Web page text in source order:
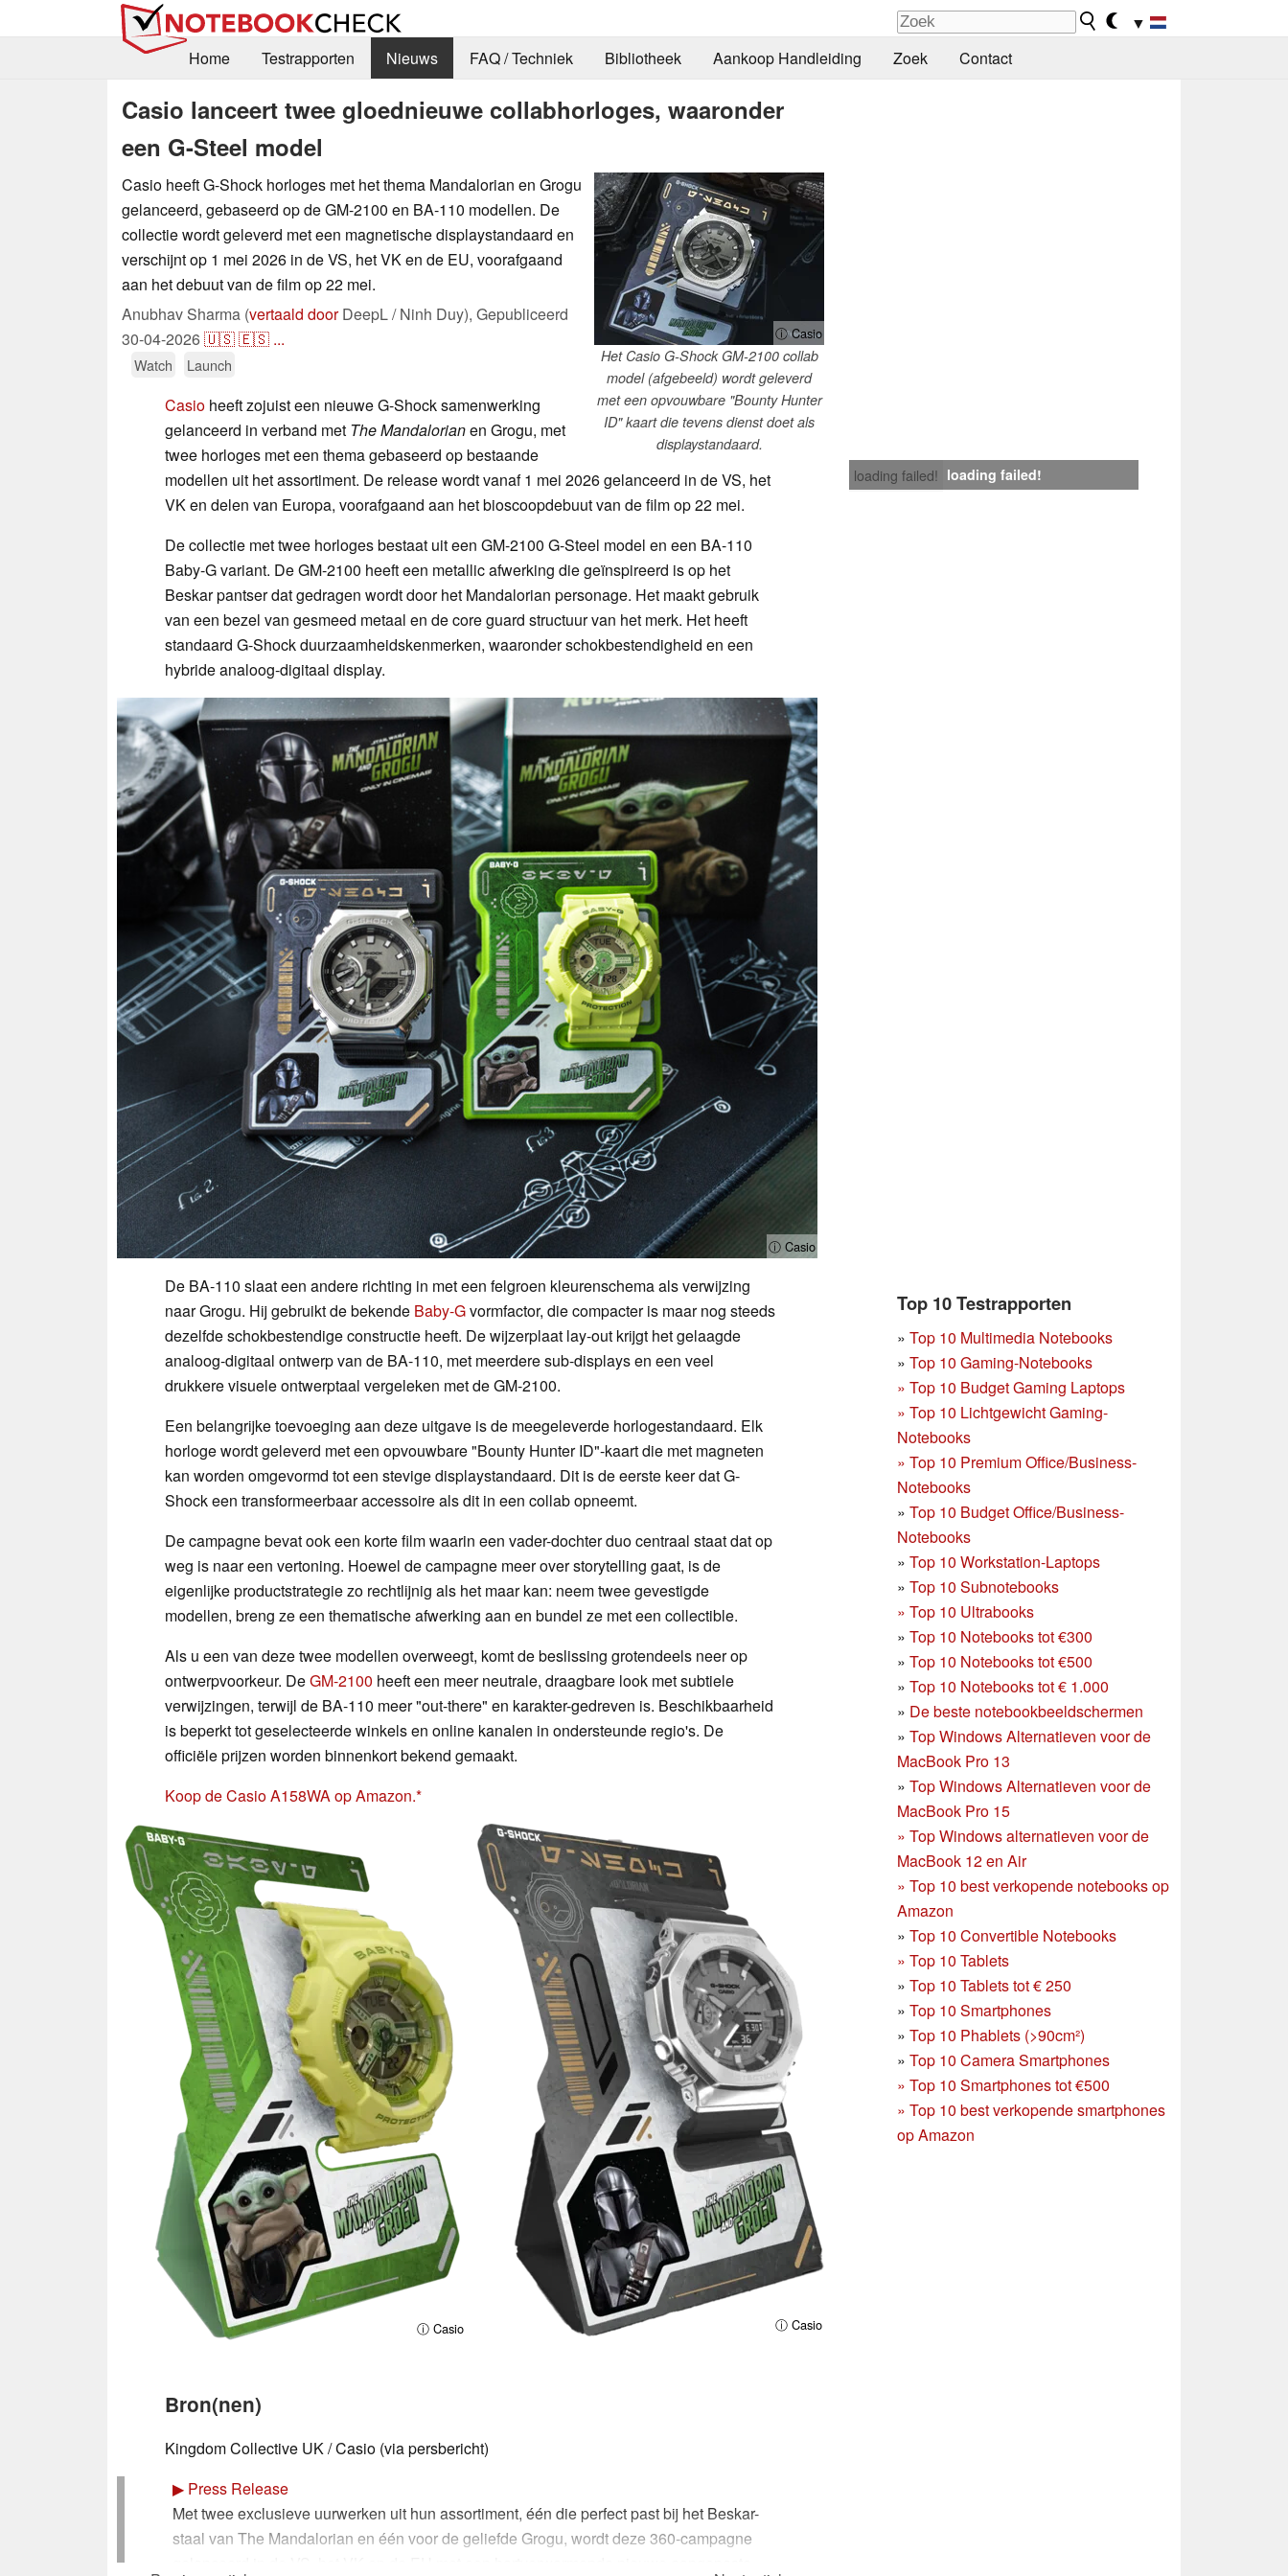
▼
Home
Testrapporten Nieuws FAQ / Techniek Bibliotheek Aankoop Handleiding Zoek Contact
Casio lanceert twee gloednieuwe collabhorloges, waaronder
een G-Steel model
ⓘ Casio
Het Casio G-Shock GM-2100 collab
model (afgebeeld) wordt geleverd
met een opvouwbare "Bounty Hunter
ID" kaart die tevens dienst doet als
displaystandaard.
Casio heeft G-Shock horloges met het thema Mandalorian en Grogu
gelanceerd, gebaseerd op de GM-2100 en BA-110 modellen. De
collectie wordt geleverd met een magnetische displaystandaard en
verschijnt op 1 mei 2026 in de VS, het VK en de EU, voorafgaand
aan het debuut van de film op 22 mei.
Anubhav Sharma (vertaald doorDeepL / Ninh Duy), Gepubliceerd
30-04-2026🇺🇸🇪🇸 ...
Watch Launch
loading failed! loading failed!
Casio heeft zojuist een nieuwe G-Shock samenwerking
gelanceerd in verband met The Mandalorianen Grogu, met
twee horloges met een thema gebaseerd op bestaande
modellen uit het assortiment. De release wordt vanaf 1 mei 2026 gelanceerd in de VS, het
VK en delen van Europa, voorafgaand aan het bioscoopdebuut van de film op 22 mei.
De collectie met twee horloges bestaat uit een GM-2100 G-Steel model en een BA-110
Baby-G variant. De GM-2100 heeft een metallic afwerking die geïnspireerd is op het
Beskar pantser dat gedragen wordt door het Mandalorian personage. Het maakt gebruik
van een bezel van gesmeed metaal en de core guard structuur van het merk. Het heeft
standaard G-Shock duurzaamheidskenmerken, waaronder schokbestendigheid en een
hybride analoog-digitaal display.
ⓘ Casio
Top 10 Testrapporten
» Top 10 Multimedia Notebooks
» Top 10 Gaming-Notebooks
» Top 10 Budget Gaming Laptops
» Top 10 Lichtgewicht Gaming-
Notebooks
» Top 10 Premium Office/Business-
Notebooks
» Top 10 Budget Office/Business-
Notebooks
» Top 10 Workstation-Laptops
» Top 10 Subnotebooks
» Top 10 Ultrabooks
» Top 10 Notebooks tot €300
» Top 10 Notebooks tot €500
» Top 10 Notebooks tot € 1.000
» De beste notebookbeeldschermen
» Top Windows Alternatieven voor de
MacBook Pro 13
» Top Windows Alternatieven voor de
MacBook Pro 15
» Top Windows alternatieven voor de
MacBook 12 en Air
» Top 10 best verkopende notebooks op
Amazon
» Top 10 Convertible Notebooks
» Top 10 Tablets
» Top 10 Tablets tot € 250
» Top 10 Smartphones
» Top 10 Phablets (>90cm²)
» Top 10 Camera Smartphones
» Top 10 Smartphones tot €500
» Top 10 best verkopende smartphones
op Amazon
De BA-110 slaat een andere richting in met een felgroen kleurenschema als verwijzing
naar Grogu. Hij gebruikt de bekende Baby-Gvormfactor, die compacter is maar nog steeds
dezelfde schokbestendige constructie heeft. De wijzerplaat lay-out krijgt het gelaagde
analoog-digitaal ontwerp van de BA-110, met meerdere sub-displays en een veel
drukkere visuele ontwerptaal vergeleken met de GM-2100.
Een belangrijke toevoeging aan deze uitgave is de meegeleverde horlogestandaard. Elk
horloge wordt geleverd met een opvouwbare "Bounty Hunter ID"-kaart die met magneten
kan worden omgevormd tot een stevige displaystandaard. Dit is de eerste keer dat G-
Shock een transformeerbaar accessoire als dit in een collab opneemt.
De campagne bevat ook een korte film waarin een vader-dochter duo centraal staat dat op
weg is naar een vertoning. Hoewel de campagne meer over storytelling gaat, is de
eigenlijke productstrategie zo rechtlijnig als het maar kan: neem twee gevestigde
modellen, breng ze een thematische afwerking aan en bundel ze met een collectible.
Als u een van deze twee modellen overweegt, komt de beslissing grotendeels neer op
ontwerpvoorkeur. DeGM-2100 heeft een meer neutrale, draagbare look met subtiele
verwijzingen, terwijl de BA-110 meer "out-there" en karakter-gedreven is. Beschikbaarheid
is beperkt tot geselecteerde winkels en online kanalen in ondersteunde regio's. De
officiële prijzen worden binnenkort bekend gemaakt.
Koop de Casio A158WA op Amazon.
ⓘ Casio ⓘ Casio
Bron(nen)
Kingdom Collective UK / Casio (via persbericht)
▶ Press Release
Met twee exclusieve uurwerken uit hun assortiment, één die perfect past bij het Beskar-
staal van The Mandalorian en één voor de geliefde Grogu, wordt deze 360-campagne